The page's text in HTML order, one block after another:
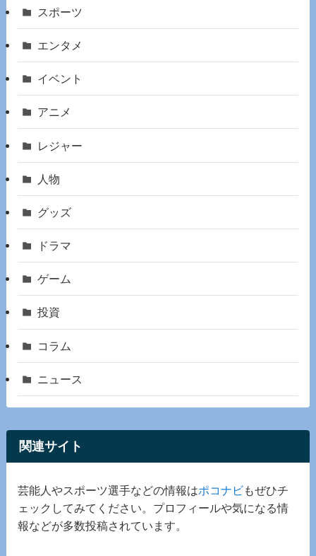
スポーツ
エンタメ
イベント
アニメ
レジャー
人物
グッズ
ドラマ
ゲーム
投資
コラム
ニュース
関連サイト
芸能人やスポーツ選手などの情報はポコナビもぜひチ
ェックしてみてください。プロフィールや気になる情
報などが多数投稿されています。